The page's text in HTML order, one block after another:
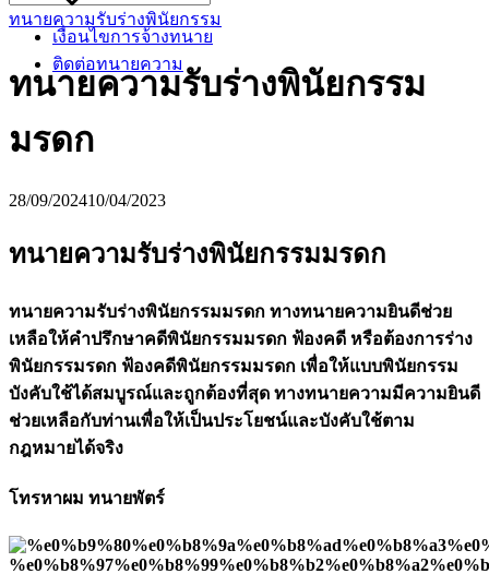
เงื่อนไขการจ้างทนาย
ติดต่อทนายความ
for:
ทนายความรับร่างพินัยกรรม
ทนายความรับร่างพินัยกรรม
มรดก
28/09/202410/04/2023
ทนายความรับร่างพินัยกรรมมรดก
ทนายความรับร่างพินัยกรรมมรดก ทางทนายความยินดีช่วย
เหลือให้คำปรึกษาคดีพินัยกรรมมรดก ฟ้องคดี หรือต้องการร่าง
พินัยกรรมรดก ฟ้องคดีพินัยกรรมมรดก เพื่อให้แบบพินัยกรรม
บังคับใช้ได้สมบูรณ์และถูกต้องที่สุด ทางทนายความมีความยินดี
ช่วยเหลือกับท่านเพื่อให้เป็นประโยชน์และบังคับใช้ตาม
กฎหมายได้จริง
โทรหาผม ทนายพัตร์